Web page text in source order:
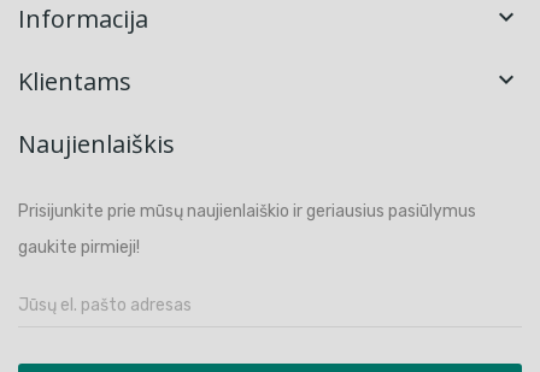
Informacija 
Klientams 
Naujienlaiškis
Prisijunkite prie mūsų naujienlaiškio ir geriausius pasiūlymus
gaukite pirmieji!